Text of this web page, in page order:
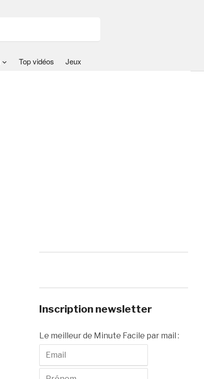
Top vidéos Jeux
Inscription newsletter
Le meilleur de Minute Facile par mail :